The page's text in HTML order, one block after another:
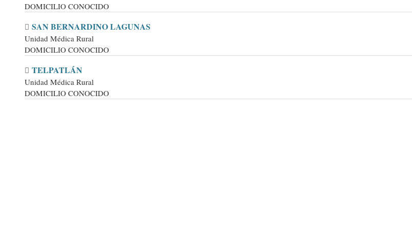
DOMICILIO CONOCIDO
SAN BERNARDINO LAGUNAS
Unidad Médica Rural
DOMICILIO CONOCIDO
TELPATLÁN
Unidad Médica Rural
DOMICILIO CONOCIDO